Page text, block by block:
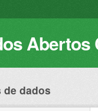
Abertos
dados